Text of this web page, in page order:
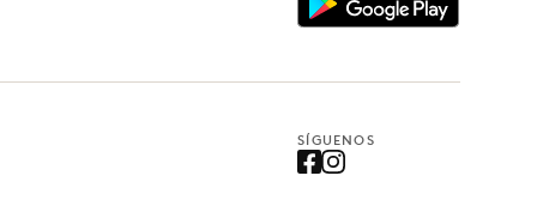
SÍGUENOS